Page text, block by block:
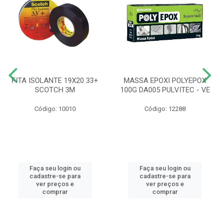
FITA ISOLANTE 19X20 33+
SCOTCH 3M
Código: 10010
Faça seu login ou
cadastre-se para
ver preços e
comprar
MASSA EPOXI POLYEPOX
100G DA005 PULVITEC - VE
Código: 12288
Faça seu login ou
cadastre-se para
ver preços e
comprar